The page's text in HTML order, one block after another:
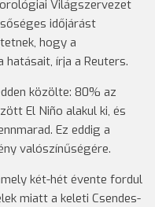
Világszervezet
időjárást
hogy a
írja a Reuters.
közölte: 80% az
El Niño alakul ki, és
Ez eddig a
valószínűségére.
két-hét évente fordul
miatt a keleti Csendes-